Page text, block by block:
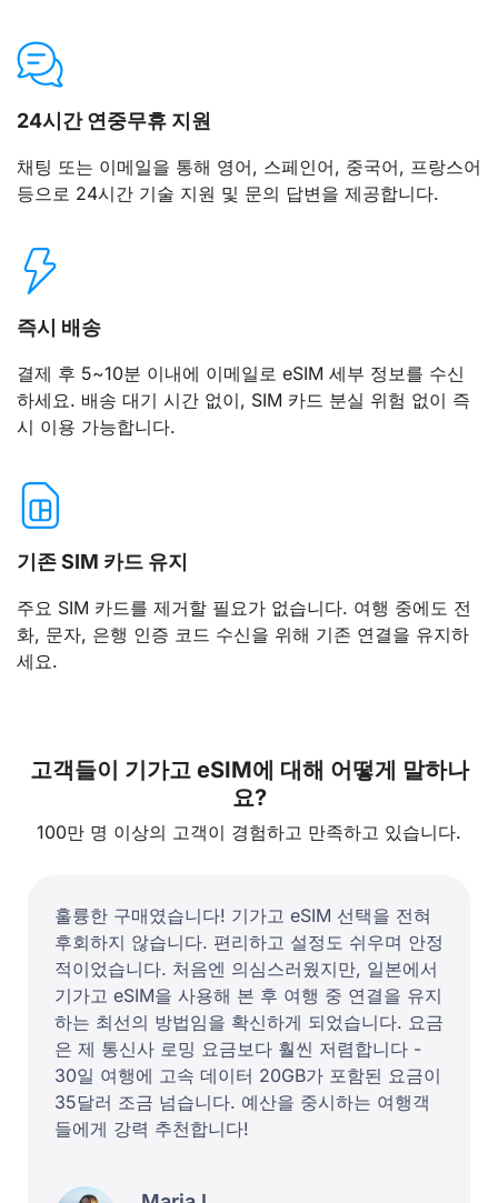
이탈리아 (Italy)
Wind Italy, Vodafone Italy
Bite Lithuania, Tele2 Lithuania, Omnitel Lithuania
Orange Luxembourg, Tango Luxembourg, POST Luxembourg
몰도바 (Moldova)
KPN Netherlands, Odido Netherlands, Vodafone Netherlands
포르투갈 (Portugal)
Optimus Portugal, TMN/MEO Portugal, Vodafone Portugal
루마니아 (Romania)
Orange Romania, DIGI Romania, Telekom Romania, Vodafone
Romania
24시간 연중무휴 지원
채팅 또는 이메일을 통해 영어, 스페인어, 중국어, 프랑스어
등으로 24시간 기술 지원 및 문의 답변을 제공합니다.
즉시 배송
결제 후 5~10분 이내에 이메일로 eSIM 세부 정보를 수신
하세요. 배송 대기 시간 없이, SIM 카드 분실 위험 없이 즉
시 이용 가능합니다.
기존 SIM 카드 유지
주요 SIM 카드를 제거할 필요가 없습니다. 여행 중에도 전
화, 문자, 은행 인증 코드 수신을 위해 기존 연결을 유지하
세요.
고객들이 기가고 eSIM에 대해 어떻게 말하나
요?
100만 명 이상의 고객이 경험하고 만족하고 있습니다.
훌륭한 구매였습니다! 기가고 eSIM 선택을 전혀
후회하지 않습니다. 편리하고 설정도 쉬우며 안정
적이었습니다. 처음엔 의심스러웠지만, 일본에서
기가고 eSIM을 사용해 본 후 여행 중 연결을 유지
하는 최선의 방법임을 확신하게 되었습니다. 요금
은 제 통신사 로밍 요금보다 훨씬 저렴합니다 -
30일 여행에 고속 데이터 20GB가 포함된 요금이
35달러 조금 넘습니다. 예산을 중시하는 여행객
들에게 강력 추천합니다!